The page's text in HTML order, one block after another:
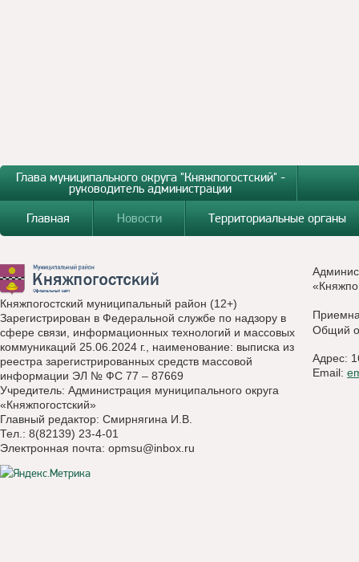
Глава муниципального округа "Княжпогостский" -
руководитель администрации
Главная
Новости Территориальные органы
Княжпогостский муниципальный район (12+)
Зарегистрирован в Федеральной службе по надзору в
сфере связи, информационных технологий и массовых
коммуникаций 25.06.2024 г., наименование: выписка из
реестра зарегистрированных средств массовой
информации ЭЛ № ФС 77 – 87669
Учредитель: Администрация муниципального округа
«Княжпогостский»
Главный редактор: Смирнягина И.В.
Тел.: 8(82139) 23-4-01
Электронная почта: opmsu@inbox.ru
Общий
Адрес:
Email: